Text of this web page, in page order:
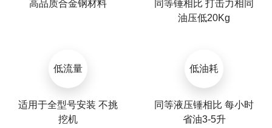
高品质合金钢材料
同等锤相比 打击力相同
油压低20Kg
低流量
适用于全型号安装 不挑
挖机
低油耗
同等液压锤相比 每小时
省油3-5升